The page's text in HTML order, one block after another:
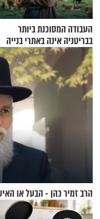
העבודה המסוכנת ביותר
בבריטניה אינה באתרי בנייה
אלא דווקא בשדות
הרב זמיר כהן - הבעל או